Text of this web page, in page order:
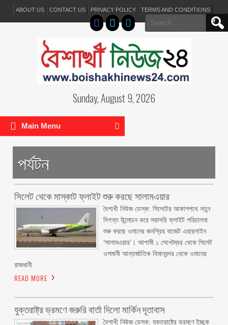
ABOUT US CONTACT US PRIVACY POLICY TERMS AND CONDITIONS
Search
for:
Sunday, August 9, 2026
Main Menu
পর্যটন
সিলেট থেকে মাস্কাট ফ্লাইট শুরু করছে সালামএয়ার
বৈশাখী নিউজ ডেস্ক: সিলেটের আকাশপথে নতুন
দিগন্ত উন্মোচন করে সরাসরি ফ্লাইট পরিচালনা
শুরু করছে ওমানের জনপ্রিয় বাজেট এয়ারলাইন
‘সালামএয়ার’। আগামী ১ সেপ্টেম্বর থেকে সিলেট
ওসমানী আন্তর্জাতিক বিমানবন্দর থেকে ওমানের
রাজধানী
READ MORE
যুক্তরাষ্ট্র ভ্রমণে জরুরি বার্তা দিলো মার্কিন দূতাবাস
বৈশাখী নিউজ ডেস্ক: যুক্তরাষ্ট্রে ভ্রমণে ইচ্ছুক